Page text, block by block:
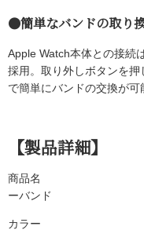
●簡単なバンドの取り
Apple Watch本体との接続
採用。取り外しボタンを
で簡単にバンドの交換が可
【製品詳細】
商品名 ：
ーバンド
カラー ：ブラック